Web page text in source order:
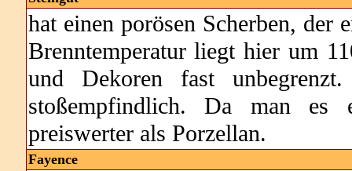
hat einen porösen Scherben,
Brenntemperatur liegt hier um
und Dekoren fast
stoßempfindlich. Da man es
preiswerter als Porzellan.
Fayence